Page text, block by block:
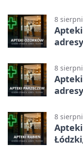
8
8
8